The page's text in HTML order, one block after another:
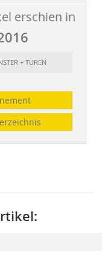
erschien in
+ TÜREN